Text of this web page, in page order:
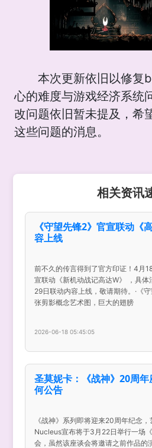
本次更新依旧以修复
心的难度与游戏经济系统
改问题依旧暂未提及，希
这些问题的消息。
相关资讯
《守望先锋2》官宣联动《
容上线
前不久的传言得到了官方印证！4月
宣联动《新机动战记高达W》 ，具
29日联动内容上线，敬请期待。·《
张剪影概念艺术图，巨大的翅膀
2026-06-18 05:45:05
圣莫妮卡：《战神》20周
何公告
《战神》系列即将迎来20周年纪念
Nucleus宣布将于3月22日举行一场
会，虽然该座谈会将邀请之前作品的